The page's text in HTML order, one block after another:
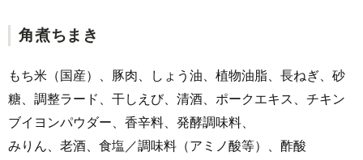
角煮ちまき
もち米（国産）、豚肉、しょう油、植物油脂、長ねぎ、砂
糖、調整ラード、干しえび、清酒、ポークエキス、チキン
ブイヨンパウダー、香辛料、発酵調味料、
みりん、老酒、食塩／調味料（アミノ酸等）、酢酸